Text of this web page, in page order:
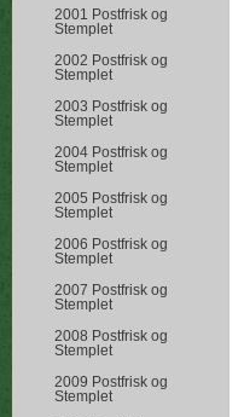
2001 Postfrisk og
Stemplet
2002 Postfrisk og
Stemplet
2003 Postfrisk og
Stemplet
2004 Postfrisk og
Stemplet
2005 Postfrisk og
Stemplet
2006 Postfrisk og
Stemplet
2007 Postfrisk og
Stemplet
2008 Postfrisk og
Stemplet
2009 Postfrisk og
Stemplet